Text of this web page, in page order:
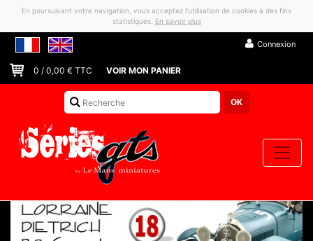
En poursuivant votre navigation, vous acceptez l’utilisation de cookies à des fins
statistiques. En savoir plus
Connexion
0 / 0,00 € TTC VOIR MON PANIER